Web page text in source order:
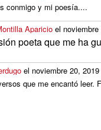
conmigo y mi poesía....
Aparicio el
poeta que me ha
el noviembre 20,
que me encantó leer.